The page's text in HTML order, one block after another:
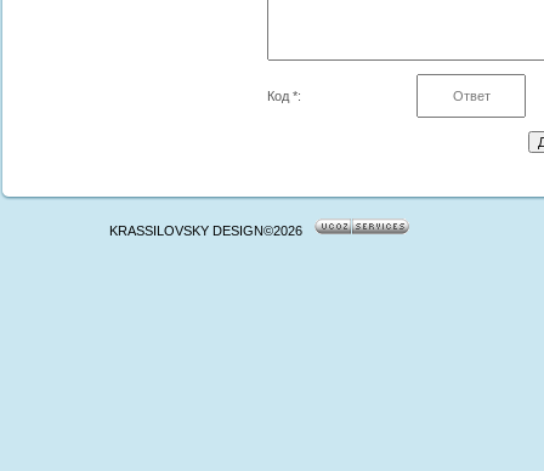
Код *:
KRASSILOVSKY DESIGN©2026